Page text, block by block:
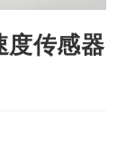
传感器